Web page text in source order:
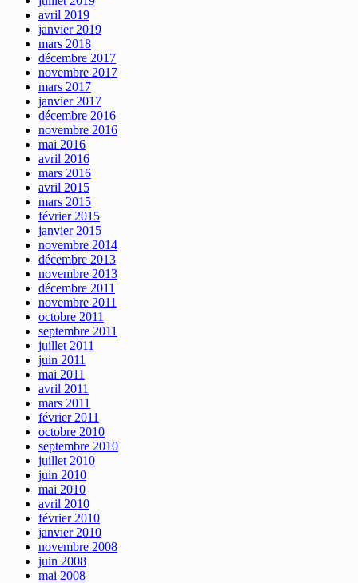
avril 2019
janvier 2019
mars 2018
décembre 2017
novembre 2017
mars 2017
janvier 2017
décembre 2016
novembre 2016
mai 2016
avril 2016
mars 2016
avril 2015
mars 2015
février 2015
janvier 2015
novembre 2014
décembre 2013
novembre 2013
décembre 2011
novembre 2011
octobre 2011
septembre 2011
juillet 2011
juin 2011
mai 2011
avril 2011
mars 2011
février 2011
octobre 2010
septembre 2010
juillet 2010
juin 2010
mai 2010
avril 2010
février 2010
janvier 2010
novembre 2008
juin 2008
mai 2008